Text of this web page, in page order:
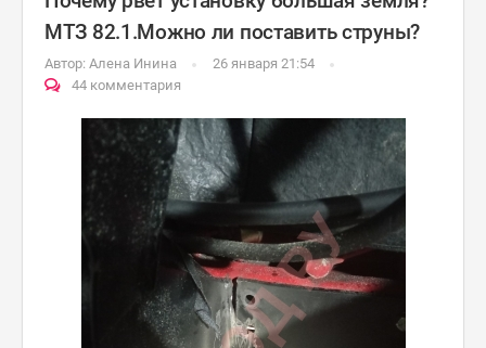
МТЗ 82.1.Можно ли поставить струны?
Автор: Алена Инина
26 января 21:54
44 комментария